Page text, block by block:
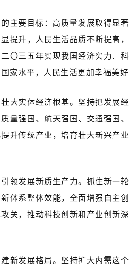
主要目标：高质量发展取得显
提升，人民生活品质不断提高
〇三五年实现我国经济实力、
家水平，人民生活更加幸福美
大实体经济根基。坚持把发展
量强国、航天强国、交通强国
升传统产业，培育壮大新兴产
领发展新质生产力。抓住新一
体系整体效能，全面增强自主
关，推动科技创新和产业创新
新发展格局。坚持扩大内需这